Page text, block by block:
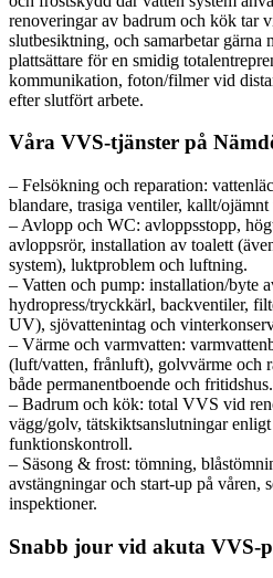
renoveringar av badrum och kök tar
slutbesiktning, och samarbetar gärna
plattsättare för en smidig
kommunikation, foton/filmer vid
efter slutfört arbete.
Våra VVS-tjänster på
– Felsökning och reparation:
blandare, trasiga ventiler, kallt/
– Avlopp och WC: avloppsstopp,
avloppsrör, installation av toalett
system), luktproblem och luftning.
– Vatten och pump: installation/byte
hydropress/tryckkärl, backventiler,
UV), sjövattenintag och
– Värme och varmvatten:
(luft/vatten, frånluft), golvvärme och
både permanentboende och fritidshus.
– Badrum och kök: total VVS vid
vägg/golv, tätskiktsanslutningar
funktionskontroll.
– Säsong & frost: tömning,
avstängningar och start-up på våren,
inspektioner.
Snabb jour vid akuta VVS-